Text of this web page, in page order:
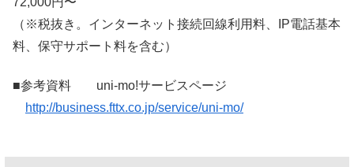
（※税抜き。インターネット接続回線利用料、IP電話基本
料、保守サポート料を含む）
■参考資料 uni-mo!サービスページ
http://business.fttx.co.jp/service/uni-mo/